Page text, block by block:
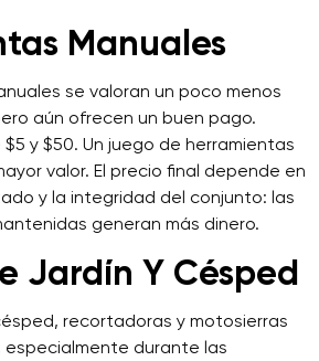
Manuales
se valoran un poco menos
aún ofrecen un buen pago.
y $50. Un juego de herramientas
valor. El precio final depende en
y la integridad del conjunto: las
generan más dinero.
Jardín Y Césped
recortadoras y motosierras
especialmente durante las